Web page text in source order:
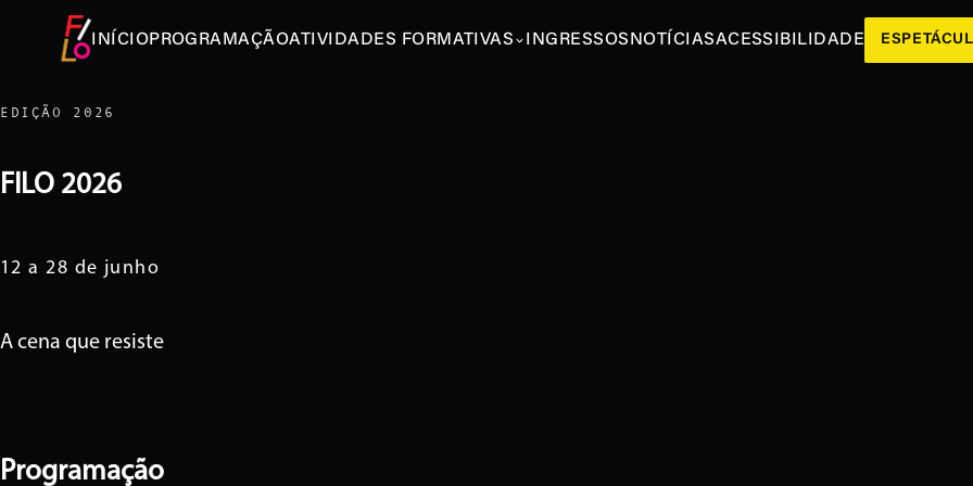
INÍCIOPROGRAMAÇÃOATIVIDADES FORMATIVAS INGRESSOS NOTÍCIASACESSIBILIDADE
EDIÇÃO 2026
FILO 2026
12 a 28 de junho
A cena que resiste
Programação